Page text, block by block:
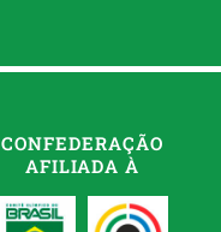
CONFEDERAÇÃO
AFILIADA À